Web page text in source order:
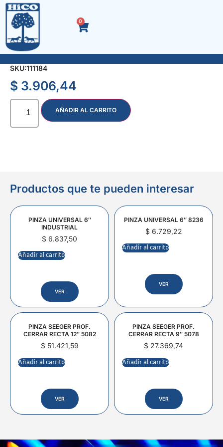
0
RESORTE P/TIJERA DE PODAR
SKU:111184
$ 3.906,44
AÑADIR AL CARRITO
Productos que te pueden interesar
PINZA UNIVERSAL 6″
INDUSTRIAL
$ 6.837,50
Añadir al carrito
VER
PINZA UNIVERSAL 6″ 8236
$6.729,22
Añadir al carrito
VER
PINZA SEEGER PROF.
CERRAR RECTA 12″ 5082
$51.421,59
Añadir al carrito
VER
PINZA SEEGER PROF.
CERRAR RECTA 9″ 5078
$ 27.369,74
Añadir al carrito
VER